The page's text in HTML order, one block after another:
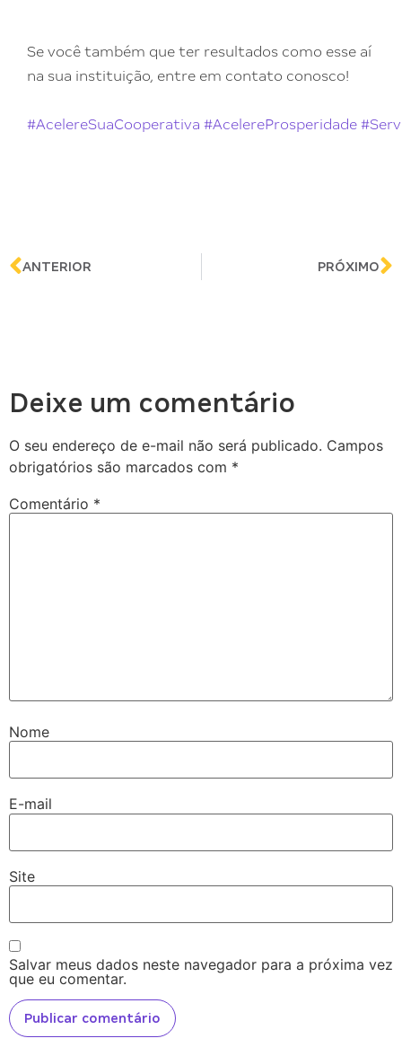
Se você também que ter resultados como esse aí
na sua instituição, entre em contato conosco!
#AcelereSuaCooperativa #AcelereProsperidade
ANTERIOR PRÓXIMO
Deixe um comentário
O seu endereço de e-mail não será publicado. Campos
obrigatórios são marcados com *
Comentário *
Nome
E-mail
Site
Salvar meus dados neste navegador para a próxima vez
que eu comentar.